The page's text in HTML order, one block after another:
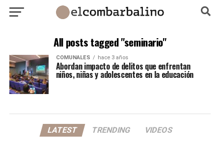
All posts tagged "seminario"
COMUNALES hace 3 años
Abordan impacto de delitos que enfrentan
niños, niñas y adolescentes en la educación
LATEST TRENDING VIDEOS